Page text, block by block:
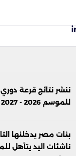
ننشر نتائج قرعة دوري
للموسم 2026 - 2027
بنات مصر يدخلنها
ناشئات اليد يتأهل